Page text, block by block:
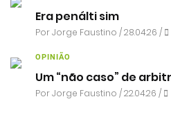
Era penálti sim
PorJorge Faustino / 28.04.26 /
OPINIÃO
Um “não caso” de
PorJorge Faustino / 22.04.26 /